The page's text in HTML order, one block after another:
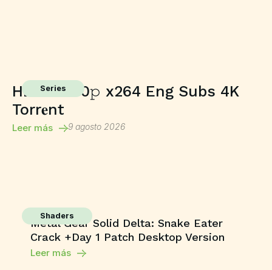
Series
HDTV 2160𝚙 x264 Eng Subs 4K
Torr𝐞nt
Leer más 9 agosto 2026
Shaders
Metal Gear Solid Delta: Snake Eater
Crack +Day 1 Patch Desktop Version
Leer más